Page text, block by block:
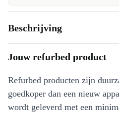
Beschrijving
Jouw refurbed product
Refurbed producten zijn
goedkoper dan een nieuw
wordt geleverd met een